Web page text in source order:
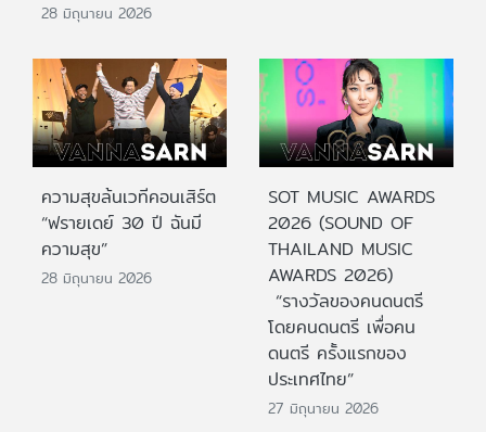
28 มิถุนายน 2026
ความสุขล้นเวทีคอนเสิร์ต
“ฟรายเดย์ 30 ปี ฉันมี
ความสุข”
28 มิถุนายน 2026
SOT MUSIC AWARDS
2026 (SOUND OF
THAILAND MUSIC
AWARDS 2026)
“รางวัลของคนดนตรี
โดยคนดนตรี เพื่อคน
ดนตรี ครั้งแรกของ
ประเทศไทย”
27 มิถุนายน 2026